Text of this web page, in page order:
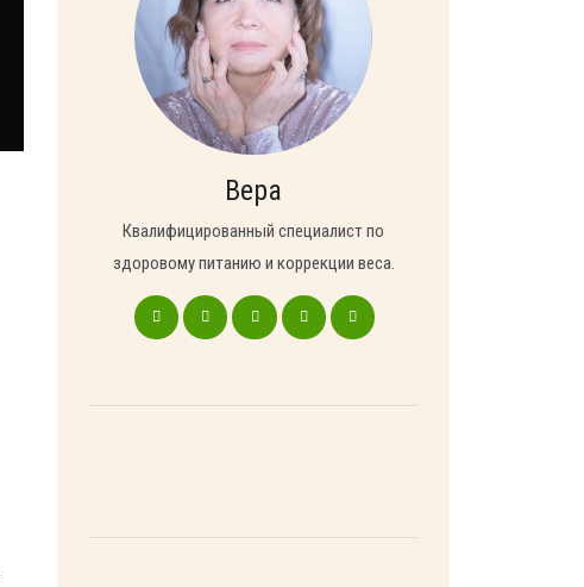
Вера
Квалифицированный специалист по
здоровому питанию и коррекции веса.